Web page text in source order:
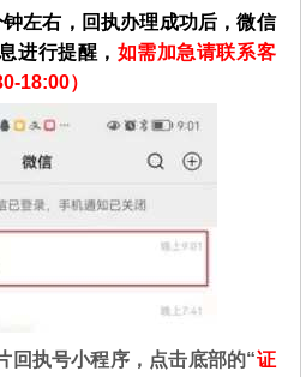
左右，回执办理成功后，微信
进行提醒， 如需加急请联系客
18:00）
回执号小程序，点击底部的“证